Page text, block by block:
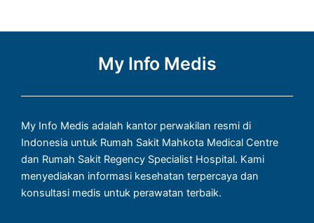
My Info Medis
My Info Medis adalah kantor perwakilan resmi di
Indonesia untuk Rumah Sakit Mahkota Medical Centre
dan Rumah Sakit Regency Specialist Hospital. Kami
menyediakan informasi kesehatan terpercaya dan
konsultasi medis untuk perawatan terbaik.